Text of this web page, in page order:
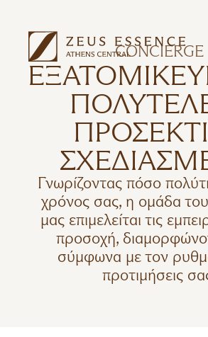
CONCIERGE
Γνωρίζοντας πόσο
χρόνος σας, η ομάδα
μας επιμελείται τις
προσοχή,
σύμφωνα με τον
προτιμήσεις